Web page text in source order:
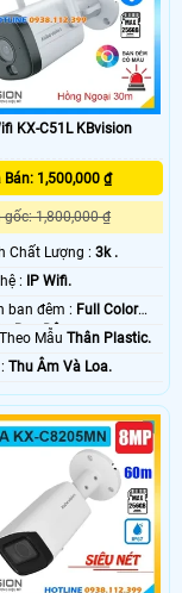
KX-C51L KBvision
Bán: 1,500,000 ₫
gốc: 1,800,000 ₫
Chất Lượng :3k .
✳️ Công Nghệ : IP Wifi.
🌜 Hình ảnh ban đêm : Full Color
Ban Ðêm.
Theo MẫuThân Plastic.
️➲ Ưu Điểm :Thu Âm Và Loa.